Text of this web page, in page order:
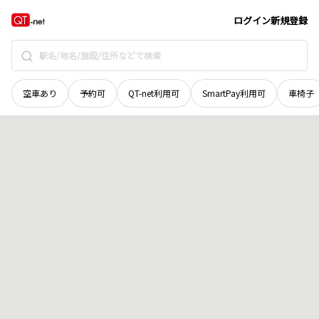
ログイン新規登録
空車あり 予約可 QT-net利用可 SmartPay利用可 車椅子
奈良県